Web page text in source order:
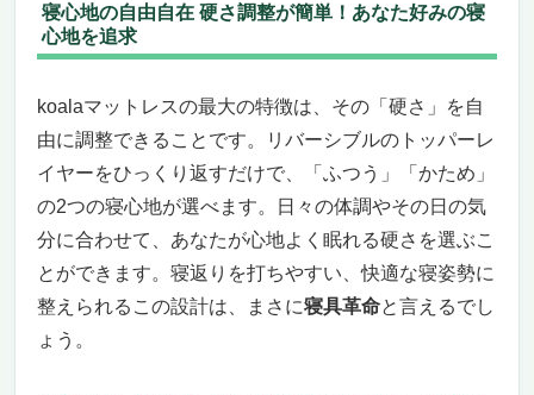
寝心地の自由自在 硬さ調整が簡単！あなた好みの寝
心地を追求
koalaマットレスの最大の特徴は、その「硬さ」を自
由に調整できることです。リバーシブルのトッパーレ
イヤーをひっくり返すだけで、「ふつう」「かため」
の2つの寝心地が選べます。日々の体調やその日の気
分に合わせて、あなたが心地よく眠れる硬さを選ぶこ
とができます。寝返りを打ちやすい、快適な寝姿勢に
整えられるこの設計は、まさに寝具革命と言えるでし
ょう。